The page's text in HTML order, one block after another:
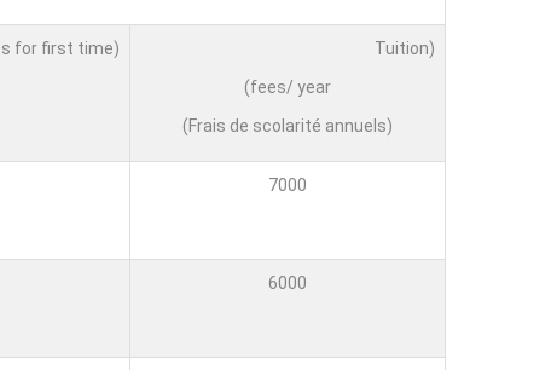
(Application fees for first time)
(Tuition
fees/ year)
(Frais de scolarité annuels)
7000
6000